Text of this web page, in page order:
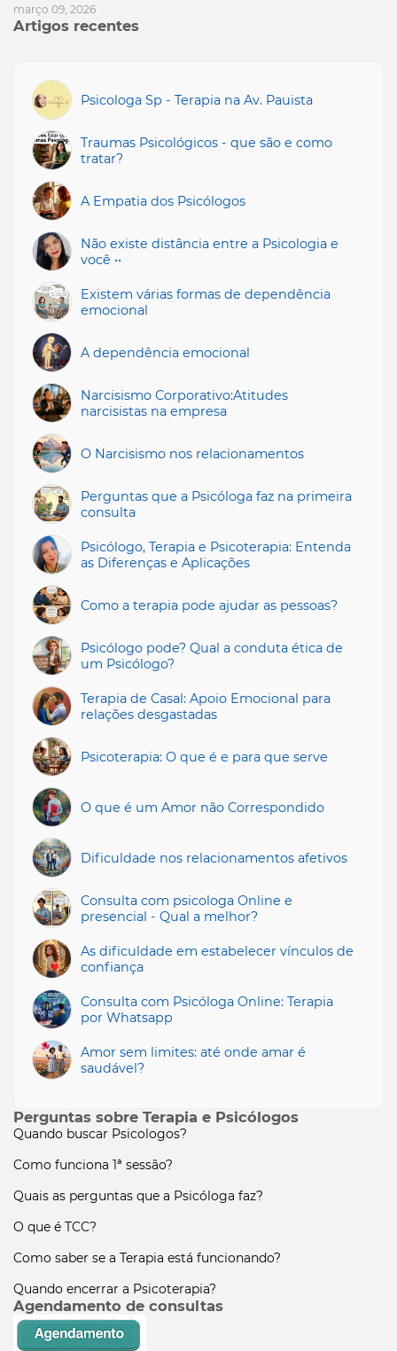
março 09, 2026
Artigos recentes
Psicologa Sp - Terapia na Av. Pauista
Traumas Psicológicos - que são e como
tratar?
A Empatia dos Psicólogos
Não existe distância entre a Psicologia e
você ••
Existem várias formas de dependência
emocional
A dependência emocional
Narcisismo Corporativo:Atitudes
narcisistas na empresa
O Narcisismo nos relacionamentos
Perguntas que a Psicóloga faz na primeira
consulta
Psicólogo, Terapia e Psicoterapia: Entenda
as Diferenças e Aplicações
Como a terapia pode ajudar as pessoas?
Psicólogo pode? Qual a conduta ética de
um Psicólogo?
Terapia de Casal: Apoio Emocional para
relações desgastadas
Psicoterapia: O que é e para que serve
O que é um Amor não Correspondido
Dificuldade nos relacionamentos afetivos
Consulta com psicologa Online e
presencial - Qual a melhor?
As dificuldade em estabelecer vínculos de
confiança
Consulta com Psicóloga Online: Terapia
por Whatsapp
Amor sem limites: até onde amar é
saudável?
Perguntas sobre Terapia e Psicólogos
Quando buscar Psicologos?
Como funciona 1ª sessão?
Quais as perguntas que a Psicóloga faz?
O que é TCC?
Como saber se a Terapia está funcionando?
Quando encerrar a Psicoterapia?
Agendamento de consultas